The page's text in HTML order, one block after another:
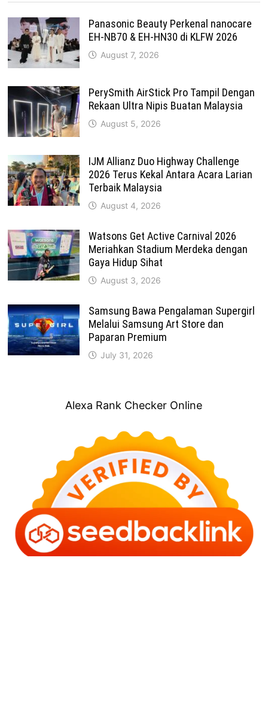
Panasonic Beauty Perkenal nanocare
EH-NB70 & EH-HN30 di KLFW 2026
August 7, 2026
PerySmith AirStick Pro Tampil Dengan
Rekaan Ultra Nipis Buatan Malaysia
August 5, 2026
IJM Allianz Duo Highway Challenge
2026 Terus Kekal Antara Acara Larian
Terbaik Malaysia
August 4, 2026
Watsons Get Active Carnival 2026
Meriahkan Stadium Merdeka dengan
Gaya Hidup Sihat
August 3, 2026
Samsung Bawa Pengalaman Supergirl
Melalui Samsung Art Store dan
Paparan Premium
July 31, 2026
Alexa Rank Checker Online